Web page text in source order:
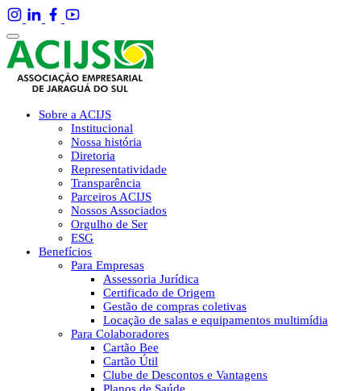
Sobre a ACIJS
Institucional
Nossa história
Diretoria
Representatividade
Transparência
Parceiros ACIJS
Nossos Associados
Orgulho de Ser
ESG
Benefícios
Para Empresas
Assessoria Jurídica
Certificado de Origem
Gestão de compras coletivas
Locação de salas e equipamentos multimídia
Para Colaboradores
Cartão Bee
Cartão Útil
Clube de Descontos e Vantagens